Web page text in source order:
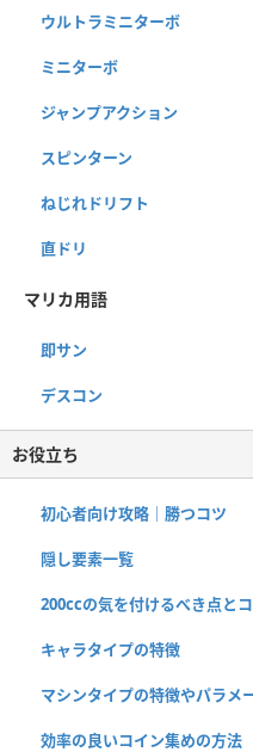
ウルトラミニターボ
ミニターボ
ジャンプアクション
スピンターン
ねじれドリフト
直ドリ
マリカ用語
即サン
デスコン
お役立ち
初心者向け攻略｜勝つコツ
隠し要素一覧
200ccの気を付けるべき点と
キャラタイプの特徴
マシンタイプの特徴やパラメ
効率の良いコイン集めの方法